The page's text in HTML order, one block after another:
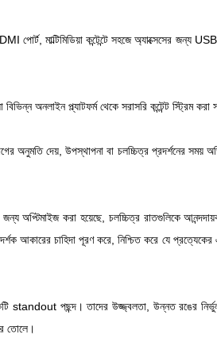
মাল্টিমিডিয়া কন্টেন্টে সহজে অ্যাক্সেসের জন্য USB
অনলাইন প্ল্যাটফর্ম থেকে সরাসরি কন্টেন্ট স্ট্রিম
অনুমতি দেয়, উপস্থাপনা বা চলচ্চিত্র প্রদর্শনের সময়
অপ্টিমাইজ করা হয়েছে, চলচ্চিত্র রাতগুলিকে
দর্শক আকারের চাহিদা পূরণ করে, নিশ্চিত করে যে
standout পছন্দ। তাদের উজ্জ্বলতা, উন্নত রঙের
তোলে।